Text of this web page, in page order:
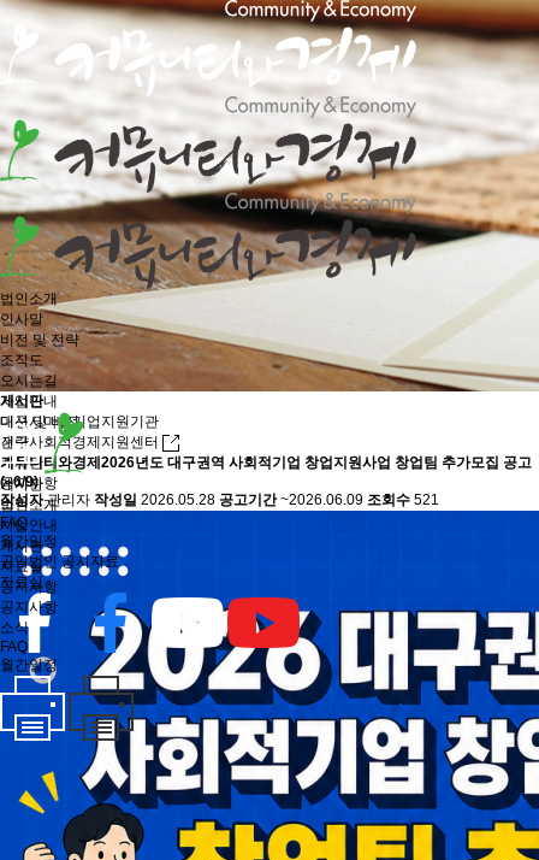
법인소개
인사말
비전 및 전략
조직도
오시는길
사업안내
대구시마을기업지원기관
대구사회적경제지원센터
게시판
공지사항
소식
FAQ
월간일정
공익법인 공시자료
자료실
게시판
게시판
법인소개
사업안내
게시판
자료실
공지사항
공지사항
소식
FAQ
월간일정
미션 및 비전
전략
커뮤니티와경제 2026년도 대구권역 사회적기업 창업지원사업 창업팀 추가모집 공고
(~6/9)
작성자관리자 작성일 2026.05.28 공고기간~2026.06.09 조회수 521